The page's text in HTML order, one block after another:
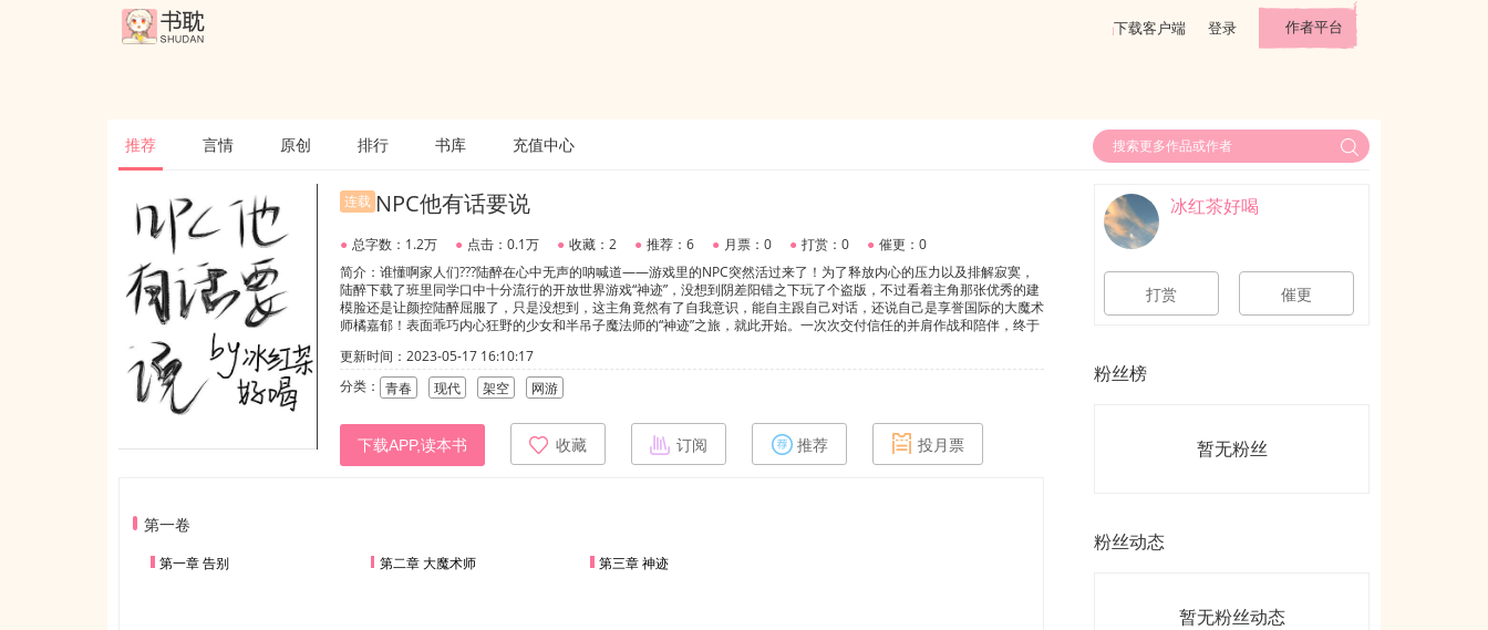
下载客户端 登录 作者平台
推荐 言情 原创 排行 书库 充值中心
连载 NPC他有话要说
● 总字数：1.2万 ● 点击：0.1万 ● 收藏：2 ● 推荐：6 ● 月票：0 ● 打赏：0 ● 催更：0
简介：谁懂啊家人们???陆醉在心中无声的呐喊道——游戏里的NPC突然活过来了！为了释放内心的压力以及排解寂寞，
陆醉下载了班里同学口中十分流行的开放世界游戏“神迹”，没想到阴差阳错之下玩了个盗版，不过看着主角那张优秀的建
模脸还是让颜控陆醉屈服了，只是没想到，这主角竟然有了自我意识，能自主跟自己对话，还说自己是享誉国际的大魔术
师橘嘉郁！表面乖巧内心狂野的少女和半吊子魔法师的“神迹”之旅，就此开始。一次次交付信任的并肩作战和陪伴，终于
看屏幕，不想让橘嘉郁看到自己泛红的眼睛。片刻后她听见橘嘉郁屈起手指敲手机屏幕的声音，橘嘉郁的声音极富有磁性
的魅力，他柔声道:“陆醉，把手指放到这个位置。”陆醉听话的把手指按在屏幕上，随后发生了让她顾不上伤心难过的一
幕。橘嘉郁竟然隔着屏幕，轻吻了一下她的指尖！大魔术师丝毫不觉得自己做了什么大事一样，继续道:“别担心我会一直
更新时间：2023-05-17 16:10:17
分类： 青春 现代 架空 网游
下载APP,读本书 收藏 订阅 推荐 投月票
第一卷
第一章 告别 第二章 大魔术师 第三章 神迹
冰红茶好喝
打赏 催更
粉丝榜
暂无粉丝
粉丝动态
暂无粉丝动态